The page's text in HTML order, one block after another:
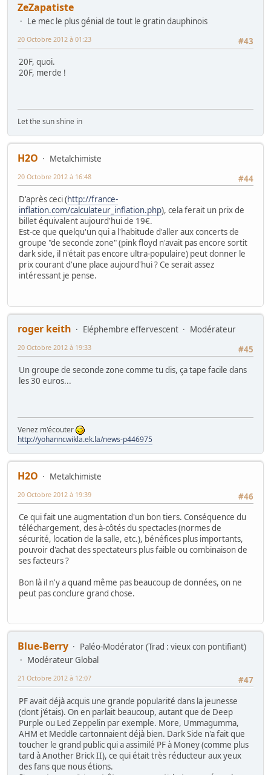
ZeZapatiste
Le mec le plus génial de tout le gratin dauphinois
#43
20 Octobre 2012 à 01:23
20F, quoi.
20F, merde !
Let the sun shine in
H2O
Metalchimiste
#44
20 Octobre 2012 à 16:48
D'après ceci (http://france-
inflation.com/calculateur_inflation.php), cela ferait un prix de
billet équivalent aujourd'hui de 19€.
Est-ce que quelqu'un qui a l'habitude d'aller aux concerts de
groupe "de seconde zone" (pink floyd n'avait pas encore sortit
dark side, il n'était pas encore ultra-populaire) peut donner le
prix courant d'une place aujourd'hui ? Ce serait assez
intéressant je pense.
roger keith Eléphembre effervescent
Modérateur
#45
20 Octobre 2012 à 19:33
Un groupe de seconde zone comme tu dis, ça tape facile dans
les 30 euros...
Venez m'écouter
http://yohanncwikla.ek.la/news-p446975
H2O
Metalchimiste
#46
20 Octobre 2012 à 19:39
Ce qui fait une augmentation d'un bon tiers. Conséquence du
téléchargement, des à-côtés du spectacles (normes de
sécurité, location de la salle, etc.), bénéfices plus importants,
pouvoir d'achat des spectateurs plus faible ou combinaison de
ses facteurs ?
Bon là il n'y a quand même pas beaucoup de données, on ne
peut pas conclure grand chose.
Blue-Berry
Paléo-Modérator (Trad : vieux con pontifiant)
Modérateur Global
#47
21 Octobre 2012 à 12:07
PF avait déjà acquis une grande popularité dans la jeunesse
(dont j'étais). On en parlait beaucoup, autant que de Deep
Purple ou Led Zeppelin par exemple. More, Ummagumma,
AHM et Meddle cartonnaient déjà bien. Dark Side n'a fait que
toucher le grand public qui a assimilé PF à Money (comme plus
tard à Another Brick II), ce qui était très réducteur aux yeux
des fans que nous étions.